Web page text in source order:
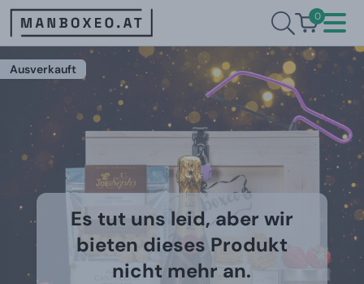
0
Ausverkauft
Es tut uns leid, aber wir
bieten dieses Produkt
nicht mehr an.